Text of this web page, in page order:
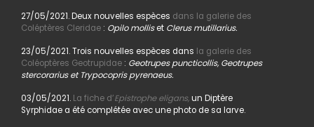
27/05/2021. Deux nouvelles espèces dans la galerie des
Coléptères Cleridae: Opilo molliset Clerus mutillarius.
23/05/2021. Trois nouvelles espèces dans la galerie des
Coléoptères Geotrupidae: Geotrupes puncticollis, Geotrupes
stercorarius et Trypocopris pyrenaeus.
03/05/2021. La fiche d’Epistrophe eligans,un Diptère
Syrphidae a été complétée avec une photo de sa larve.